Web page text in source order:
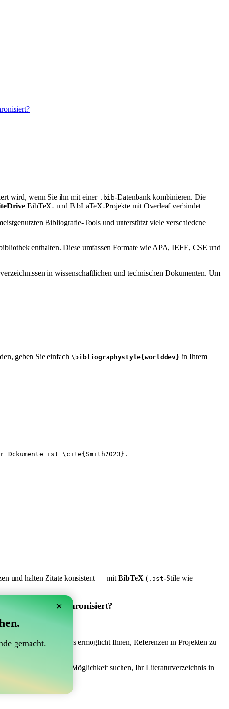
wird, wenn Sie ihn mit einer .bib-Datenbank kombinieren. Die
BibTeX- und BibLaTeX-Projekte mit Overleaf verbindet.
Bibliografie-Tools und unterstützt viele verschiedene
enthalten. Diese umfassen Formate wie APA, IEEE, CSE und
in wissenschaftlichen und technischen Dokumenten. Um
geben Sie einfach \bibliographystyle{worlddev} in Ihrem
Dokumente ist \cite{ Smith2023 }.
und halten Zitate konsistent — mit BibTeX ( .bst-Stile wie
Overleaf synchronisiert?
synchronisiert?“
das Richtige sein! Es ermöglicht Ihnen, Referenzen in Projekten zu
nach einer einfachen Möglichkeit suchen, Ihr Literaturverzeichnis in
×
gemacht.